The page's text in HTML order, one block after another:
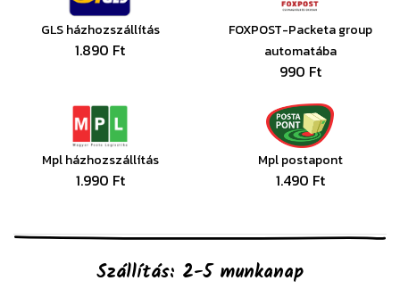
GLS házhozszállítás
1.890 Ft
FOXPOST-Packeta group
automatába
990 Ft
Mpl házhozszállítás
1.990 Ft
Mpl postapont
1.490 Ft
Szállítás: 2-5 munkanap